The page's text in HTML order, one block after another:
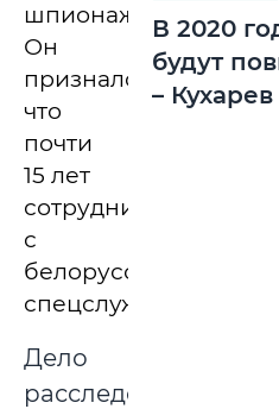
шпионаже.
Он
признался,
что
почти
15 лет
сотрудничал
с
белорусскими
спецслужбами.
Дело
расследовало
В 2020
будут
– Кухарев